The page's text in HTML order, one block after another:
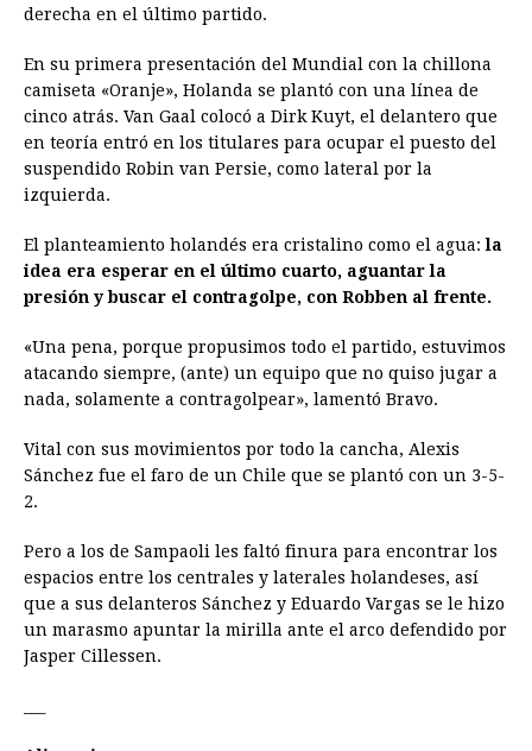
derecha en el último partido.
En su primera presentación del Mundial con la chillona
camiseta «Oranje», Holanda se plantó con una línea de
cinco atrás. Van Gaal colocó a Dirk Kuyt, el delantero que
en teoría entró en los titulares para ocupar el puesto del
suspendido Robin van Persie, como lateral por la
izquierda.
El planteamiento holandés era cristalino como el agua:la
idea era esperar en el último cuarto, aguantar la
presión y buscar el contragolpe, con Robben al frente.
«Una pena, porque propusimos todo el partido, estuvimos
atacando siempre, (ante) un equipo que no quiso jugar a
nada, solamente a contragolpear», lamentó Bravo.
Vital con sus movimientos por todo la cancha, Alexis
Sánchez fue el faro de un Chile que se plantó con un 3-5-
2.
Pero a los de Sampaoli les faltó finura para encontrar los
espacios entre los centrales y laterales holandeses, así
que a sus delanteros Sánchez y Eduardo Vargas se le hizo
un marasmo apuntar la mirilla ante el arco defendido por
Jasper Cillessen.